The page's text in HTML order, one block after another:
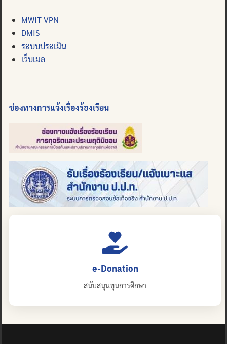
MWIT VPN
DMIS
ระบบประเมิน
เว็บเมล
ช่องทางการแจ้งเรื่องร้องเรียน
e-Donation
สนับสนุนทุนการศึกษา